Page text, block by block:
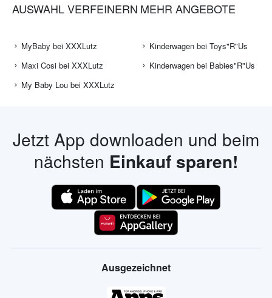
AUSWAHL VERFEINERN
MyBaby bei XXXLutz
Maxi Cosi bei XXXLutz
My Baby Lou bei XXXLutz
MEHR ANGEBOTE
Kinderwagen bei Toys"R"Us
Kinderwagen bei Babies"R"Us
Jetzt App downloaden und beim
nächsten Einkauf sparen!
Ausgezeichnet